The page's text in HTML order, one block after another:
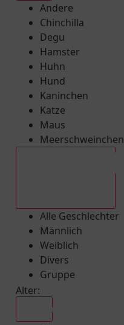
Andere
Chinchilla
Degu
Hamster
Huhn
Hund
Kaninchen
Katze
Maus
Meerschweinchen
Alle Geschlechter
Männlich
Weiblich
Divers
Gruppe
Alter: